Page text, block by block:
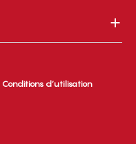
Conditions d’utilisation